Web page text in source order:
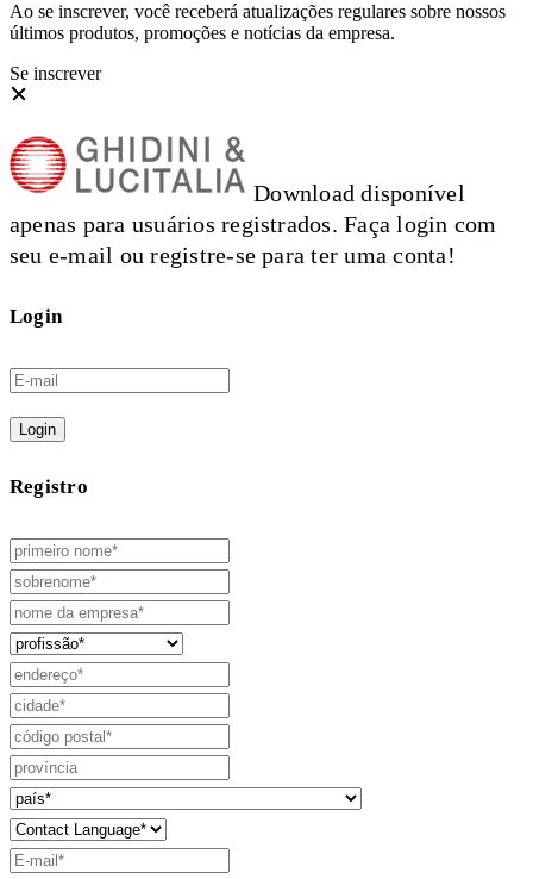
Ao se inscrever, você receberá atualizações regulares sobre nossos
últimos produtos, promoções e notícias da empresa.
Se inscrever
Download disponível
apenas para usuários registrados. Faça login com
seu e-mail ou registre-se para ter uma conta!
Login
Login
Registro